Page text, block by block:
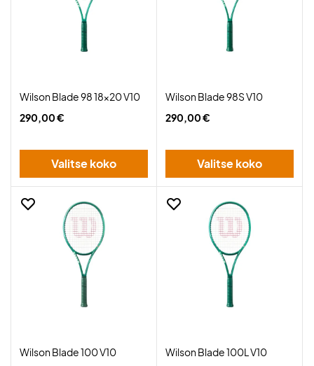
Wilson Blade 98 18x20 V10
290,00 €
Valitse koko
Wilson Blade 98S V10
290,00 €
Valitse koko
Wilson Blade 100 V10
Wilson Blade 100L V10